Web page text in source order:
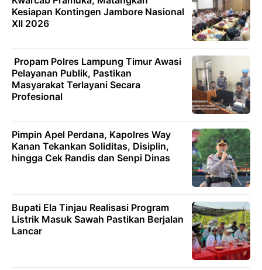
Kesiapan Kontingen Jambore Nasional
XII 2026
‎ ‎Propam Polres Lampung Timur Awasi
Pelayanan Publik, Pastikan
Masyarakat Terlayani Secara
Profesional ‎ ‎
Pimpin Apel Perdana, Kapolres Way
Kanan Tekankan Soliditas, Disiplin,
hingga Cek Randis dan Senpi Dinas
Bupati Ela Tinjau Realisasi Program
Listrik Masuk Sawah Pastikan Berjalan
Lancar